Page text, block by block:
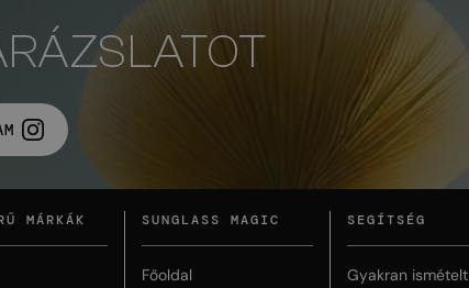
MÁRKÁK SUNGLASS MAGIC
Főoldal
SEGÍTSÉG
Gyakran ismételt